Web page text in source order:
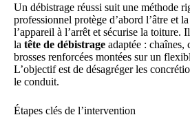
Un débistrage réussi suit une méthode
professionnel protège d’abord l’âtre et
l’appareil à l’arrêt et sécurise la toiture.
la tête de débistrage adaptée : chaînes,
brosses renforcées montées sur un
L’objectif est de désagréger les
le conduit.
Étapes clés de l’intervention